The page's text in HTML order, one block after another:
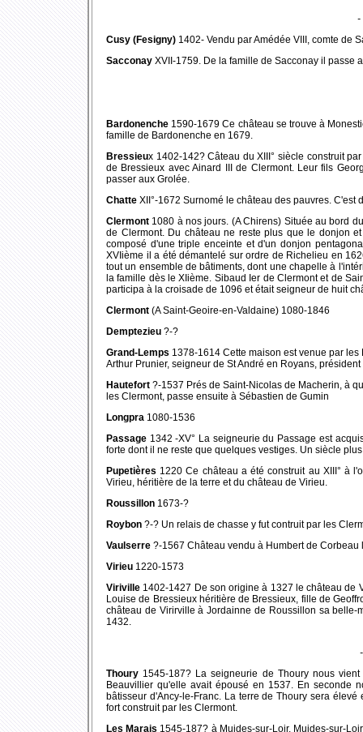
-
Cusy (Fesigny) 1402- Vendu par Amédée VIII, comte de
Sacconay XVII-1759. De la famille de Sacconay il passe
Bardonenche 1590-1679 Ce château se trouve à
famille de Bardonenche en 1679.
Bressieux 1402-142? Câteau du XIII° siècle construit
de Bressieux avec Ainard III de Clermont. Leur fils
passer aux Grolée.
Chatte XII°-1672 Surnomé le château des pauvres.
Clermont 1080 à nos jours. (A Chirens) Située au bord
de Clermont. Du château ne reste plus que le donjon
composé d'une triple enceinte et d'un donjon
XVIième il a été démantelé sur ordre de Richelieu en
tout un ensemble de bâtiments, dont une chapelle à
la famille dès le XIième. Sibaud Ier de Clermont et de
participa à la croisade de 1096 et était seigneur de huit
Clermont (A Saint-Geoire-en-Valdaine) 1080-1846
Demptezieu ?-?
Grand-Lemps 1378-1614 Cette maison est venue par
Arthur Prunier, seigneur de St André en Royans,
Hautefort ?-1537 Prés de Saint-Nicolas de Macherin, à
les Clermont, passe ensuite à Sébastien de Gumin
Longpra 1080-1536
Passage 1342 -XV° La seigneurie du Passage est
forte dont il ne reste que quelques vestiges. Un siècle
Pupetières 1220 Ce château a été construit au XIII° à
Virieu, héritière de la terre et du château de Virieu.
Roussillon 1673-?
Roybon ?-? Un relais de chasse y fut contruit par les
Vaulserre ?-1567 Château vendu à Humbert de
Virieu 1220-1573
Viriville 1402-1427 De son origine à 1327 le château de
Louise de Bressieux héritière de Bressieux, fille de
château de Virirville à Jordainne de Roussillon sa
1432.
Thoury 1545-187? La seigneurie de Thoury nous
Beauvillier qu'elle avait épousé en 1537. En seconde
bâtisseur d'Ancy-le-Franc. La terre de Thoury sera
fort construit par les Clermont.
Les Marais 1545-187? à Muides-sur-Loir. Muides-sur-